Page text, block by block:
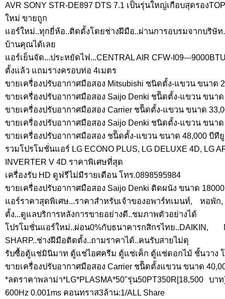
AVR SONY STR-DE897 DTS 7.1 เป็นรุ่นใหญ่เกือบสุดรอง
ใหม่ ขายถูก
แอร์ใหม่..ทุกยี่ห้อ..ติดตั้งโดยช่างฝีมือ..ผ่านการอบรมจากบริษั
บ้านคุณได้เลย
แอร์เย็นจัด...ประหยัดไฟ...CENTRAL AIR CFW-I09---
ตั้งแล้ว แถมรางครอบท่อ 4เมตร
ขายเครื่องปรับอากาศมือสอง Mitsubishi ชนิดตั้ง-แขวน ขนาด
ขายเครื่องปรับอากาศมือสอง Saijo Denki ชนิิดตั้ง-แขวน ขนาด
ขายเครื่องปรับอากาศมือสอง Carrier ชนิิดตั้ง-แขวน ขนาด
ขายเครื่องปรับอากาศมือสอง Saijo Denki ชนิดตั้ง-แขวน ขนาด
ขายเครื่องปรับอากาศมือสอง ชนิิดตั้ง-แขวน ขนาด 48,000 บีทียู
รวมโปรโมชั่นแอร์ LG ECONO PLUS, LG DELUXE 4D, LG
INVERTER V 4D ราคาพิเศษที่สุด
เครื่องรับ HD ดูฟรีไม่มีรายเดือน โทร.0898595984
ขายเครื่องปรับอากาศมือสอง Saijo Denki ติดผนัง ขนาด
แอร์ราคาสุดพิเศษ...ราคาสำหรับเจ้าของอพาร์ทเมนท์, หอ
ตั้ง...ดูแลบริการหลังการขายอย่างดี..ชมภาพตัวอย่างได้
โปรโมชั่นแอร์ใหม่..ผ่อน0%กับธนาคารกสิกรไทย..DAIKIN,
SHARP..ช่างฝีมือติดตั้ง..ถามราคาได้..คนรับสายไม่ดุ
รับซื้อตู้แช่มินิมาท ตู้แช่ไอศครีม ตู้แช่เค็ก ตู้แช่ดอกไม้ ชั้นวาง โ
ขายเครื่องปรับอากาศมือสอง Carrier ชนิิดตั้งแขวน ขนาด
*ลดราคาพลาม่า*LG*PLASMA*50"รุ่น50PT350R[18,500 บา
600Hz 0.001ms คอนทราส3ล้าน:1/ALL Share